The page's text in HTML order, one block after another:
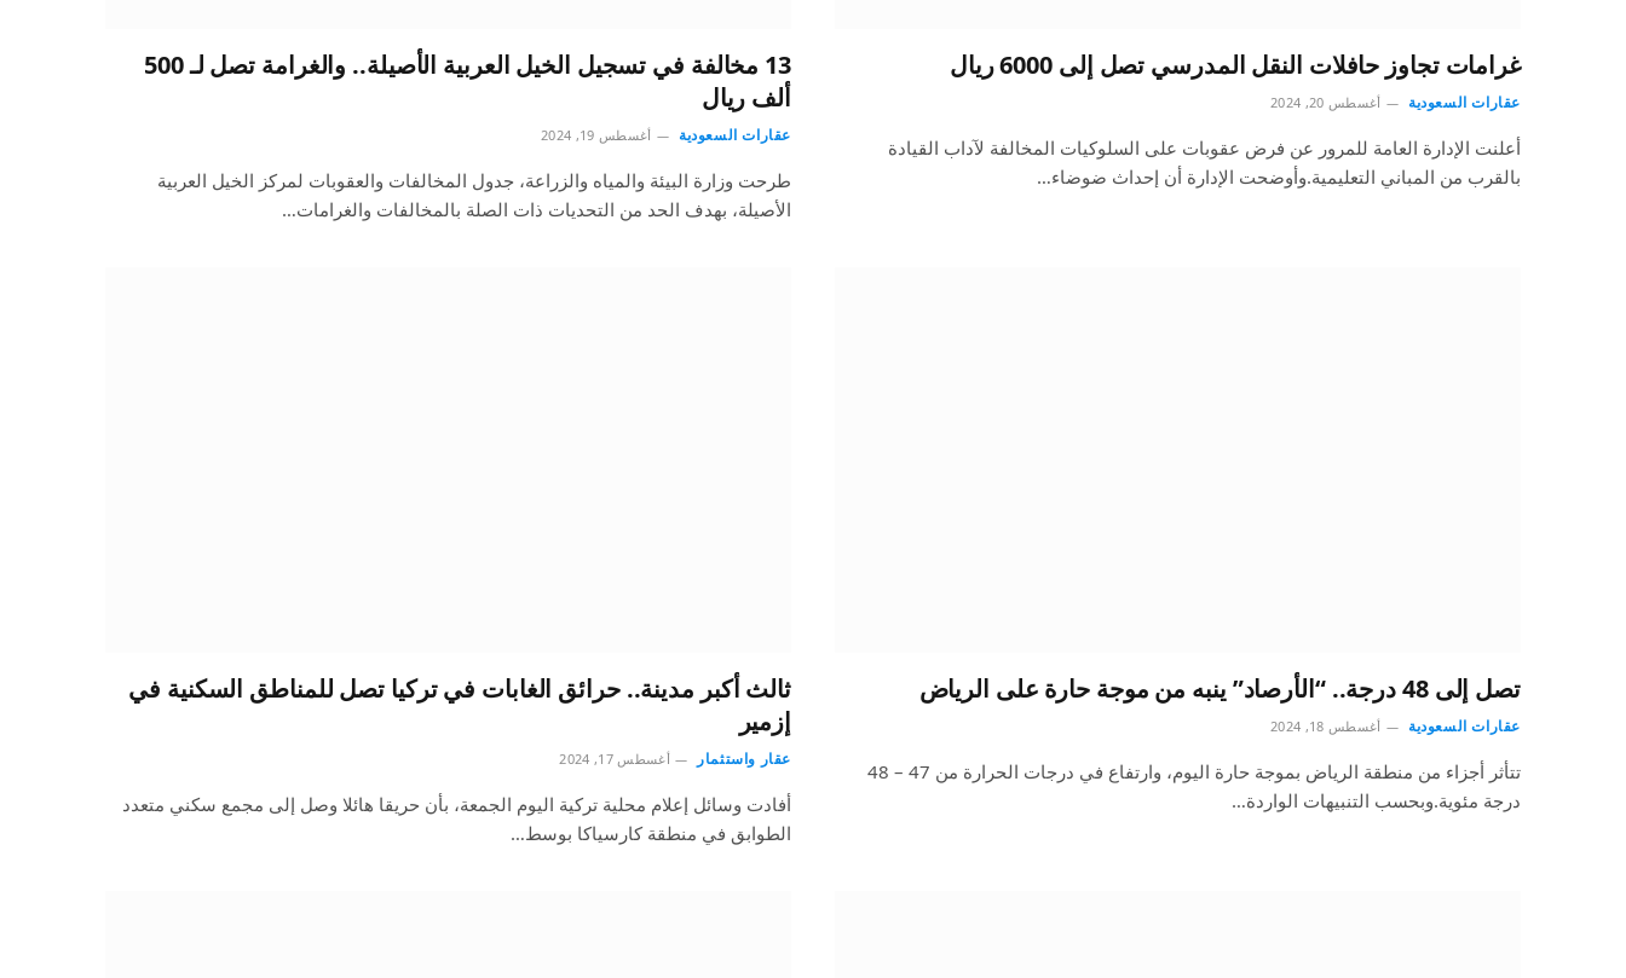
غرامات تجاوز حافلات النقل المدرسي تصل إلى 6000 ريال
عقارات السعودية أغسطس 20, 2024
أعلنت الإدارة العامة للمرور عن فرض عقوبات على السلوكيات المخالفة لآداب القيادة
بالقرب من المباني التعليمية.وأوضحت الإدارة أن إحداث ضوضاء…
13 مخالفة في تسجيل الخيل العربية الأصيلة.. والغرامة تصل لـ 500
ألف ريال
عقارات السعودية أغسطس 19, 2024
طرحت وزارة البيئة والمياه والزراعة، جدول المخالفات والعقوبات لمركز الخيل العربية
الأصيلة، بهدف الحد من التحديات ذات الصلة بالمخالفات والغرامات…
تصل إلى 48 درجة.. “الأرصاد” ينبه من موجة حارة على الرياض
عقارات السعودية أغسطس 18, 2024
تتأثر أجزاء من منطقة الرياض بموجة حارة اليوم، وارتفاع في درجات الحرارة من 47 – 48
درجة مئوية.وبحسب التنبيهات الواردة…
ثالث أكبر مدينة.. حرائق الغابات في تركيا تصل للمناطق السكنية في
إزمير
عقار واستثمار أغسطس 17, 2024
أفادت وسائل إعلام محلية تركية اليوم الجمعة، بأن حريقا هائلا وصل إلى مجمع سكني متعدد
الطوابق في منطقة كارسياكا بوسط…